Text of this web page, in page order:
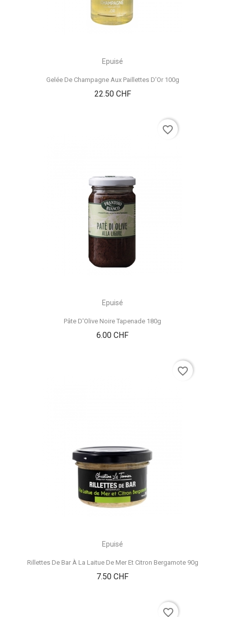
Epuisé
Gelée De Champagne Aux Paillettes D'Or 100g
22.50 CHFPrix
Epuisé
Pâte D'Olive Noire Tapenade 180g
6.00 CHFPrix
favorite_border
Epuisé
Rillettes De Bar À La Laitue De Mer Et Citron Bergamote 90g
7.50 CHFPrix
favorite_border
favorite_border